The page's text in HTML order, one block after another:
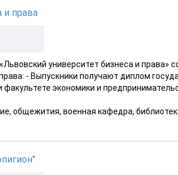
и права
университет бизнеса и права»
- Выпускники получают диплом
экономики и
общежития, военная кафедра,